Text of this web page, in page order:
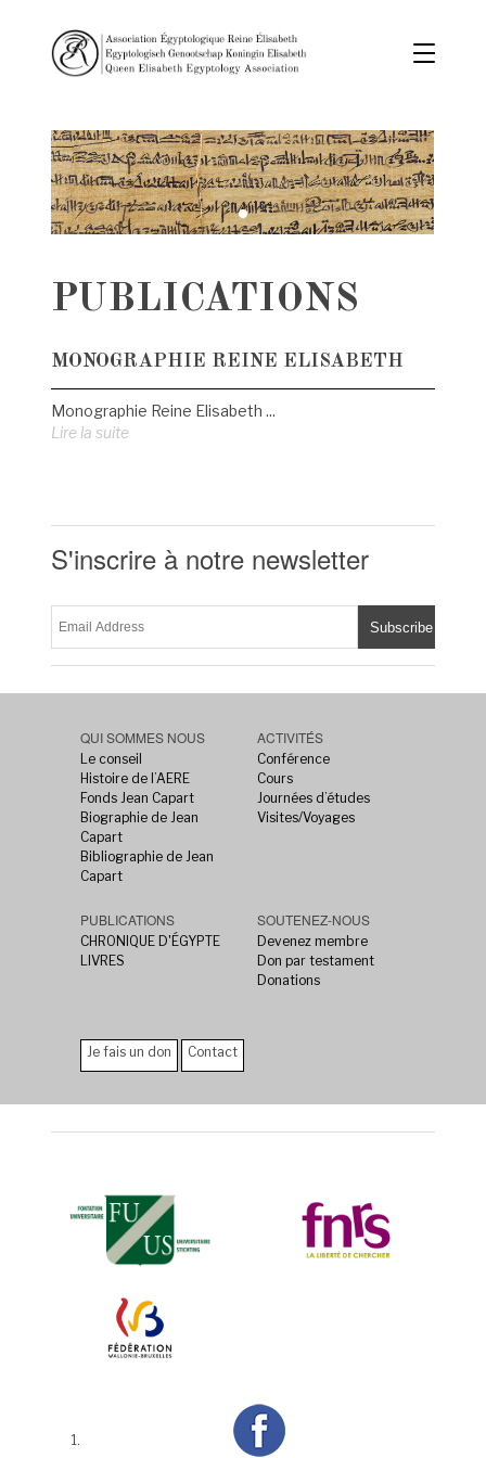
PUBLICATIONS
MONOGRAPHIE REINE ELISABETH
Monographie Reine Elisabeth ...
Lire la suite
S'inscrire à notre newsletter
QUI SOMMES NOUS
Le conseil
Histoire de l’AERE
Fonds Jean Capart
Biographie de Jean
Capart
Bibliographie de Jean
Capart
ACTIVITÉS
Conférence
Cours
Journées d’études
Visites/Voyages
PUBLICATIONS
CHRONIQUE D'ÉGYPTE
LIVRES
SOUTENEZ-NOUS
Devenez membre
Don par testament
Donations
Je fais un don Contact